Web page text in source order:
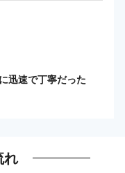
迅速で丁寧だった
れ